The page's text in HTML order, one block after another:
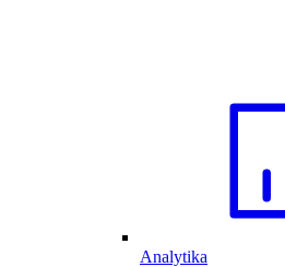
Analytika